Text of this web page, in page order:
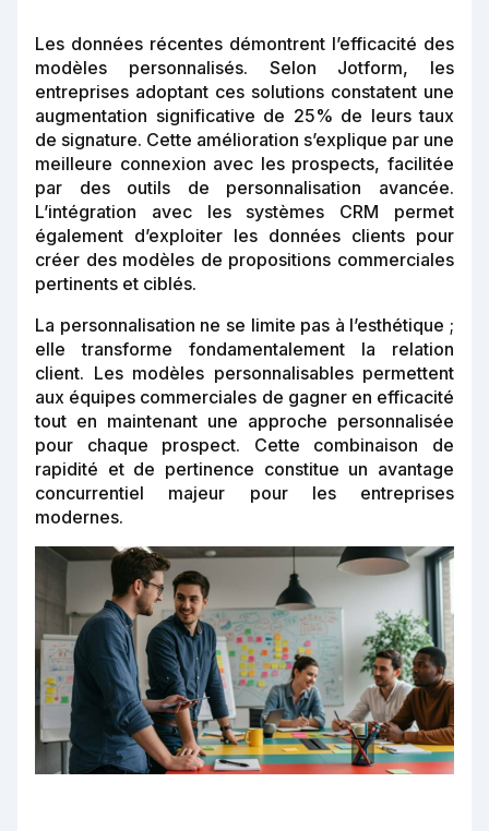
Les données récentes démontrent l’efficacité des
modèles personnalisés. Selon Jotform, les
entreprises adoptant ces solutions constatent une
augmentation significative de 25% de leurs taux
de signature. Cette amélioration s’explique par une
meilleure connexion avec les prospects, facilitée
par des outils de personnalisation avancée.
L’intégration avec les systèmes CRM permet
également d’exploiter les données clients pour
créer des modèles de propositions commerciales
pertinents et ciblés.
La personnalisation ne se limite pas à l’esthétique ;
elle transforme fondamentalement la relation
client. Les modèles personnalisables permettent
aux équipes commerciales de gagner en efficacité
tout en maintenant une approche personnalisée
pour chaque prospect. Cette combinaison de
rapidité et de pertinence constitue un avantage
concurrentiel majeur pour les entreprises
modernes.